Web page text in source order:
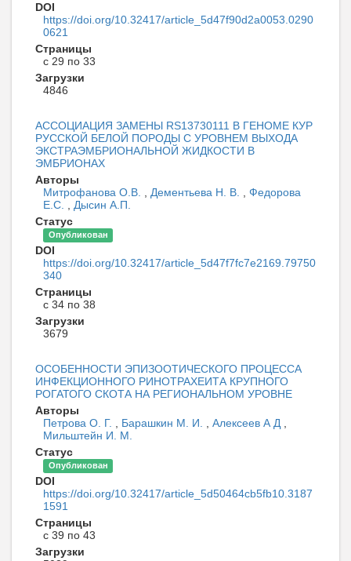
DOI
https://doi.org/10.32417/article_5d47f90d2a0053.0290
0621
Страницы
с 29 по 33
Загрузки
4846
АССОЦИАЦИЯ ЗАМЕНЫ RS13730111 В ГЕНОМЕ КУР
РУССКОЙ БЕЛОЙ ПОРОДЫ С УРОВНЕМ ВЫХОДА
ЭКСТРАЭМБРИОНАЛЬНОЙ ЖИДКОСТИ В
ЭМБРИОНАХ
Авторы
Митрофанова О.В. , Дементьева Н. В. , Федорова
Е.С. , Дысин А.П.
Статус
Опубликован
DOI
https://doi.org/10.32417/article_5d47f7fc7e2169.79750
340
Страницы
с 34 по 38
Загрузки
3679
ОСОБЕННОСТИ ЭПИЗООТИЧЕСКОГО ПРОЦЕССА
ИНФЕКЦИОННОГО РИНОТРАХЕИТА КРУПНОГО
РОГАТОГО СКОТА НА РЕГИОНАЛЬНОМ УРОВНЕ
Авторы
Петрова О. Г. , Барашкин М. И. , Алексеев А Д ,
Мильштейн И. М.
Статус
Опубликован
DOI
https://doi.org/10.32417/article_5d50464cb5fb10.3187
1591
Страницы
с 39 по 43
Загрузки